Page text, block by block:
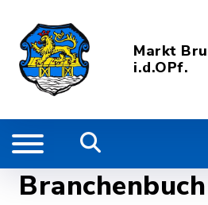
Markt
i.d.OPf.
Branchenbuch